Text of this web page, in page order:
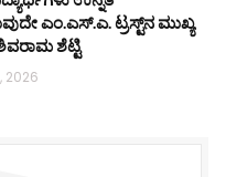
ಎಂ.ಎಸ್.ಎ. ಟ್ರಸ್ಟ್‌ನ ಮುಖ್ಯ
ಶೆಟ್ಟಿ
2026